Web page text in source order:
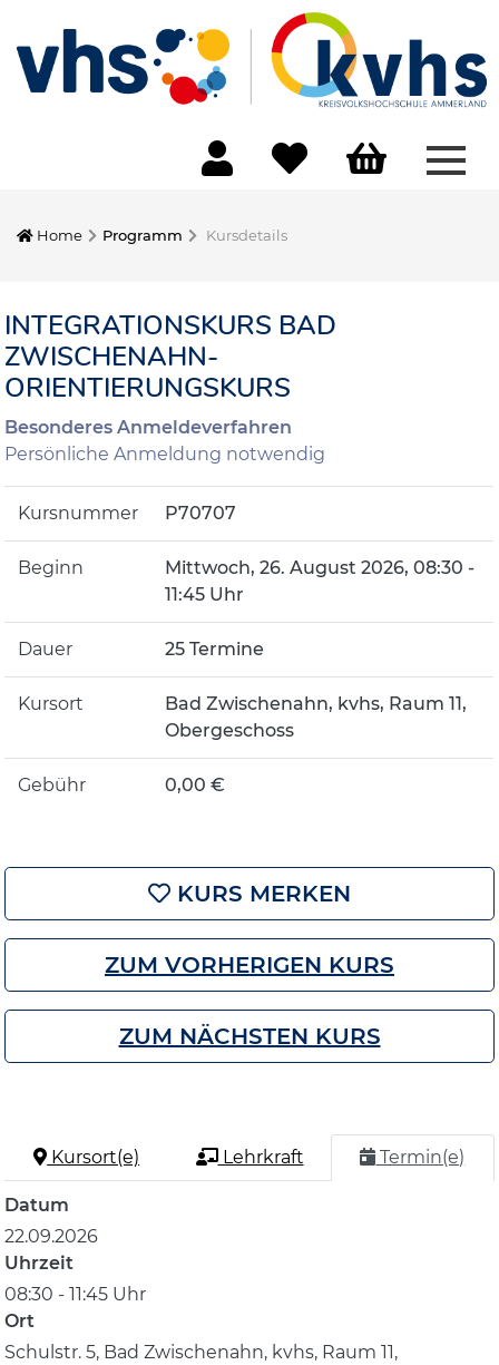
Home Programm Kursdetails
INTEGRATIONSKURS BAD
ZWISCHENAHN-
ORIENTIERUNGSKURS
Besonderes Anmeldeverfahren
Persönliche Anmeldung notwendig
Kursnummer P70707
Beginn
Mittwoch, 26. August 2026, 08:30 -
11:45 Uhr
Dauer 25 Termine
Kursort
Bad Zwischenahn, kvhs, Raum 11,
Obergeschoss
Gebühr 0,00 €
KURS MERKEN
ZUM VORHERIGEN KURS
ZUM NÄCHSTEN KURS
Kursort(e) Lehrkraft Termin(e)
Datum
22.09.2026
Uhrzeit
08:30 - 11:45 Uhr
Ort
Schulstr. 5, Bad Zwischenahn, kvhs, Raum 11,